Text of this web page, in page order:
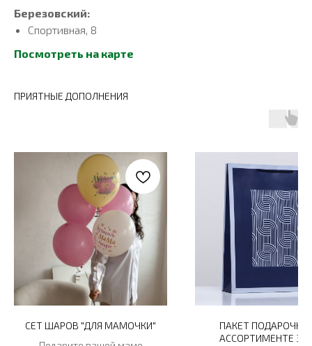
Березовский:
Спортивная, 8
Посмотреть на карте
ПРИЯТНЫЕ ДОПОЛНЕНИЯ
СЕТ ШАРОВ "ДЛЯ МАМОЧКИ"
ПАКЕТ
АССОРТИМЕНТЕ